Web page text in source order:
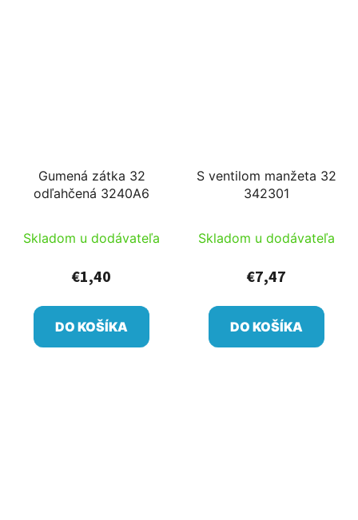
Gumená zátka 32
odľahčená 3240A6
Skladom u dodávateľa
€1,40
DO KOŠÍKA
S ventilom manžeta 32
342301
Skladom u dodávateľa
€7,47
DO KOŠÍKA